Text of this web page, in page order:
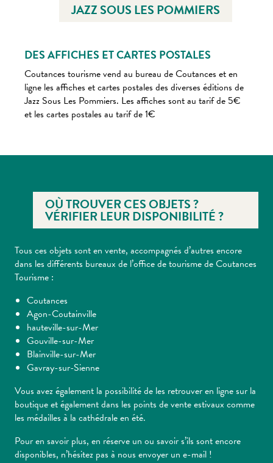
JAZZ SOUS LES POMMIERS
DES AFFICHES ET CARTES POSTALES
Coutances tourisme vend au bureau de Coutances et en
ligne les affiches et cartes postales des diverses éditions de
Jazz Sous Les Pommiers. Les affiches sont au tarif de 5€
et les cartes postales au tarif de 1€
OÙ TROUVER CES OBJETS ?
VÉRIFIER LEUR DISPONIBILITÉ ?
Tous ces objets sont en vente, accompagnés d’autres encore
dans les différents bureaux de l’office de tourisme de Coutances
Tourisme :
Coutances
Agon-Coutainville
hauteville-sur-Mer
Gouville-sur-Mer
Blainville-sur-Mer
Gavray-sur-Sienne
Vous avez également la possibilité de les retrouver en ligne sur la
boutique et également dans les points de vente estivaux comme
les médailles à la cathédrale en été.
Pour en savoir plus, en réserve un ou savoir s’ils sont encore
disponibles, n’hésitez pas à nous envoyer un e-mail !